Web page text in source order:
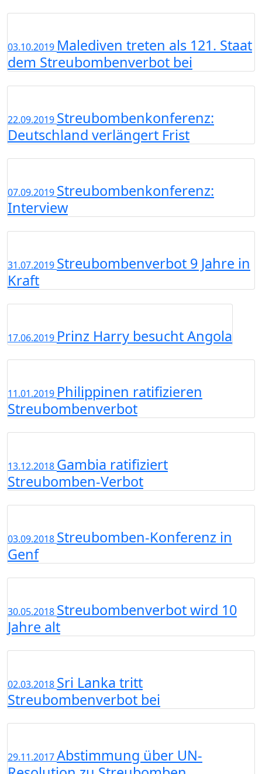
03.10.2019 Malediven treten als 121. Staat
dem Streubombenverbot bei
22.09.2019 Streubombenkonferenz:
Deutschland verlängert Frist
07.09.2019 Streubombenkonferenz:
Interview
31.07.2019 Streubombenverbot 9 Jahre in
Kraft
17.06.2019 Prinz Harry besucht Angola
11.01.2019 Philippinen ratifizieren
Streubombenverbot
13.12.2018 Gambia ratifiziert
Streubomben-Verbot
03.09.2018 Streubomben-Konferenz in
Genf
30.05.2018 Streubombenverbot wird 10
Jahre alt
02.03.2018 Sri Lanka tritt
Streubombenverbot bei
29.11.2017Abstimmung über UN-